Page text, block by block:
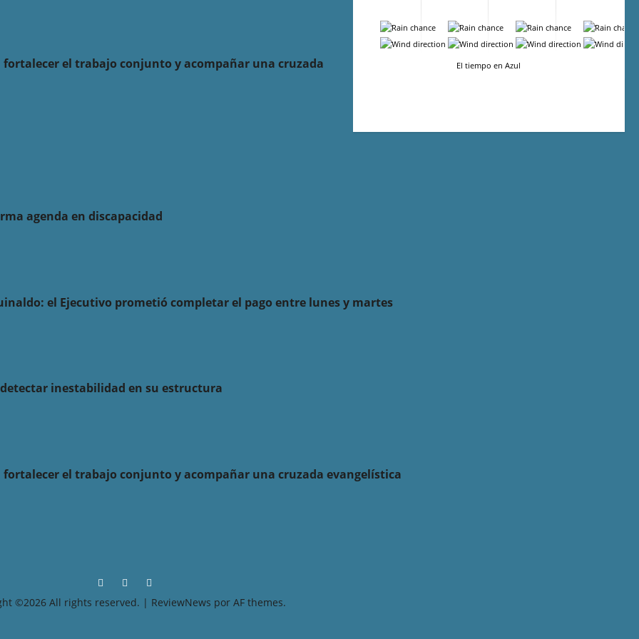
el trabajo conjunto y acompañar una cruzada
-
-
-
-
-
-
-
-
El tiempo en Azul
agenda en discapacidad
el Ejecutivo prometió completar el pago entre lunes y martes
inestabilidad en su estructura
el trabajo conjunto y acompañar una cruzada evangelística
©2026 All rights reserved. | ReviewNews por AF themes.